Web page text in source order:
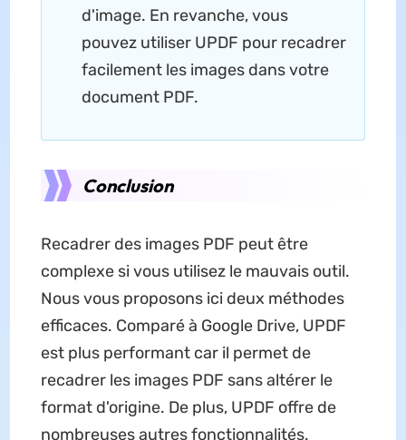
d'image. En revanche, vous
pouvez utiliser UPDF pour recadrer
facilement les images dans votre
document PDF.
Conclusion
Recadrer des images PDF peut être
complexe si vous utilisez le mauvais outil.
Nous vous proposons ici deux méthodes
efficaces. Comparé à Google Drive, UPDF
est plus performant car il permet de
recadrer les images PDF sans altérer le
format d'origine. De plus, UPDF offre de
nombreuses autres fonctionnalités.